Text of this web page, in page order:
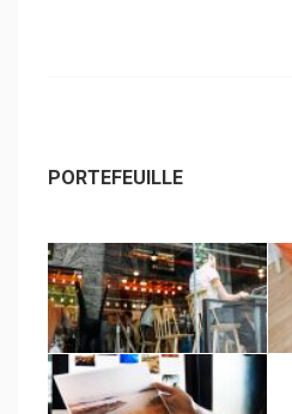
PORTEFEUILLE